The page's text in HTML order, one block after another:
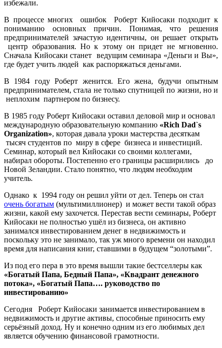
избежали.
В процессе многих
ошибок
Роберт Кийосаки подходит к
пониманию основных причин. Понимая, что решения
предпринимателей зачастую идентичны, он решает открыть
центр образования. Но к этому он придет не мгновенно.
Сначала Кийосаки станет ведущим семинара «Деньги и Вы»,
где будет учить людей как распоряжаться деньгами.
В 1984 году Роберт женится. Его жена, будучи опытным
предпринимателем, стала не только спутницей по жизни, но и
неплохим партнером по бизнесу.
В 1985 году Роберт Кийосаки оставил деловой мир и основал
международную образовательную компанию «Rich Dad`s
Organization», которая давала уроки мастерства десяткам
тысяч студентов по миру в сфере бизнеса и инвестиций.
Семинар, который вел Кийосаки со своими коллегами,
набирал обороты. Постепенно его границы расширились
до
Новой Зеландии. Стало понятно, что людям необходим
учитель.
Однако к 1994 году он решил уйти от дел. Теперь он стал
очень богатым (мультимиллионер) и может вести такой образ
жизни, какой ему захочется. Перестав вести семинары, Роберт
Кийосаки не полностью ушёл из бизнеса, он активно
занимался инвестированием денег в недвижимость и
поскольку это не занимало, так уж много времени он находил
время для написания книг, ставшими в будущем “золотыми”.
Из под его пера в это время вышли такие бестселлеры как
«Богатый Папа, Бедный Папа», «Квадрант денежного
потока», «Богатый Папа…. руководство по
инвестированию»
Сегодня
Роберт Кийосаки занимается инвестированием в
недвижимость и другие активы, способные приносить ему
серьёзный доход. Ну и конечно одним из его любимых дел
является обучению финансовой грамотности.